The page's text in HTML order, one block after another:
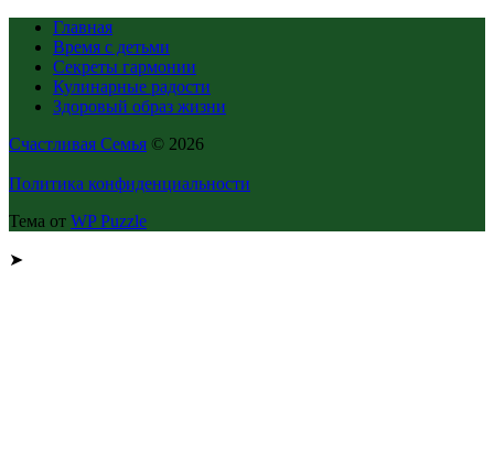
Главная
Время с детьми
Секреты гармонии
Кулинарные радости
Здоровый образ жизни
Счастливая Семья © 2026
Политика конфиденциальности
Тема от WP Puzzle
➤